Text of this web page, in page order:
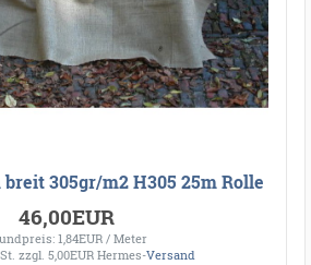
305gr/m2 H305 25m Rolle
46,00EUR
1,84EUR / Meter
zzgl. 5,00EUR Hermes-Versand